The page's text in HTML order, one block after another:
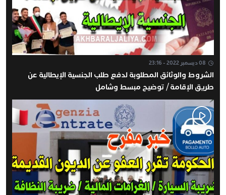
08 ديسمبر 2022 - 23:16
الشروط والوثائق المطلوبة لدفع طلب الجنسية الإيطالية عن
طريق الإقامة / توضيح مبسط وشامل